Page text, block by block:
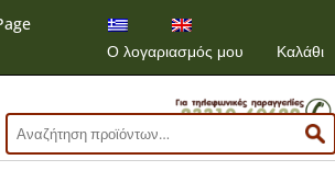
Ο λογαριασμός μου
Καλάθι
Αναζήτηση
για: